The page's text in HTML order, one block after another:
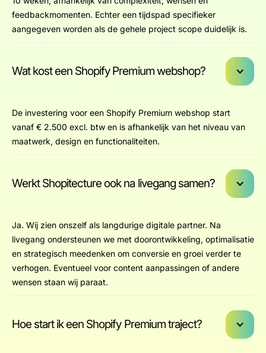
feedbackmomenten. Echter een tijdspad specifieker
aangegeven worden als de gehele project scope duidelijk is.
Wat kost een Shopify Premium webshop?
De investering voor een Shopify Premium webshop start
vanaf € 2.500 excl. btw en is afhankelijk van het niveau van
maatwerk, design en functionaliteiten.
Werkt Shopitecture ook na livegang samen?
Ja. Wij zien onszelf als langdurige digitale partner. Na
livegang ondersteunen we met doorontwikkeling, optimalisatie
en strategisch meedenken om conversie en groei verder te
verhogen. Eventueel voor content aanpassingen of andere
wensen staan wij paraat.
Hoe start ik een Shopify Premium traject?